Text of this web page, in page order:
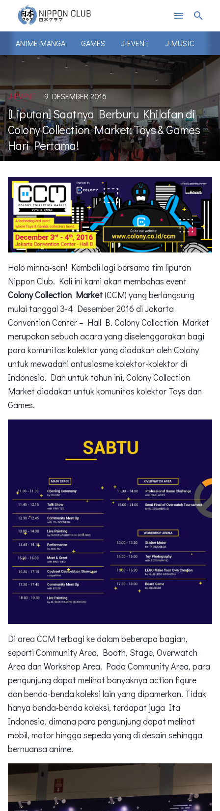
menu search
ANIME-MANGA GAMES J-EVENT J-MUSIC J-
J-EVENT 9 DESEMBER 2016
[Liputan] Saatnya Berburu Khilafan di
Colony Collection Market: Toys & Games
Hari Pertama!
Halo minna-san! Kembali lagi bersama tim liputan
Nippon Club. Kali ini kami akan membahas event
Colony Collection Market(CCM) yang berlangsung
mulai tanggal 3-4 Desember 2016 di Jakarta
Convention Center – Hall B. Colony Collection Market
merupakan sebuah acara yang diselenggarakan bagi
para komunitas kolektor yang diadakan oleh Colony
untuk mewadahi antusiasme kolektor-kolektor di
Indonesia. Dan untuk tahun ini, Colony Collection
Market diadakan untuk komunitas kolektor Toys dan
Games.
Di area CCM terbagi ke dalam beberapa bagian,
seperti Community Area, Booth, Stage, Overwatch
Area dan Workshop Area. Pada Community Area, para
pengunjung dapat melihat banyaknya action figure
dan benda-benda koleksi lain yang dipamerkan. Tidak
hanya benda-benda koleksi, terdapat juga Ita
Indonesia, dimana para pengunjung dapat melihat
mobil, motor hingga sepeda yang di desain sehingga
bernuansa anime.